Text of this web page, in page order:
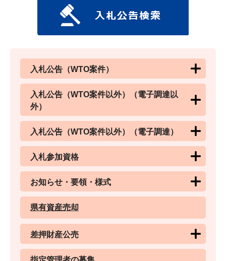
入札公告（WTO案件）
入札公告（WTO案件以外）（電子調達以
外）
入札公告（WTO案件以外）（電子調達）
入札参加資格
お知らせ・要領・様式
県有資産売却
差押財産公売